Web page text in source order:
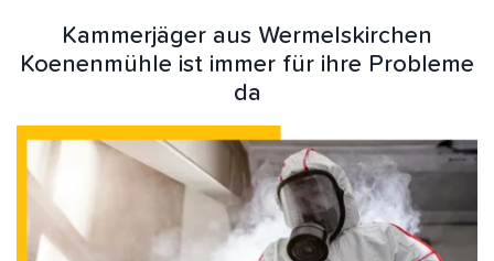
Kammerjäger aus Wermelskirchen
Koenenmühle ist immer für ihre Probleme
da